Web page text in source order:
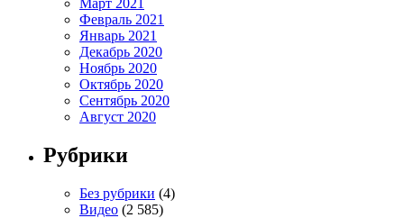
Март 2021
Февраль 2021
Январь 2021
Декабрь 2020
Ноябрь 2020
Октябрь 2020
Сентябрь 2020
Август 2020
Рубрики
Без рубрики (4)
Видео (2 585)